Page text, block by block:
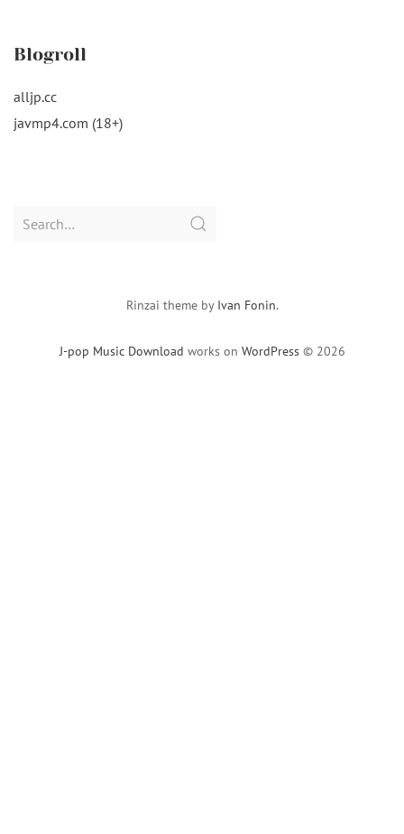
Blogroll
alljp.cc
javmp4.com (18+)
Search
J-pop Music Download works on WordPress © 2026
Rinzai theme by Ivan Fonin.